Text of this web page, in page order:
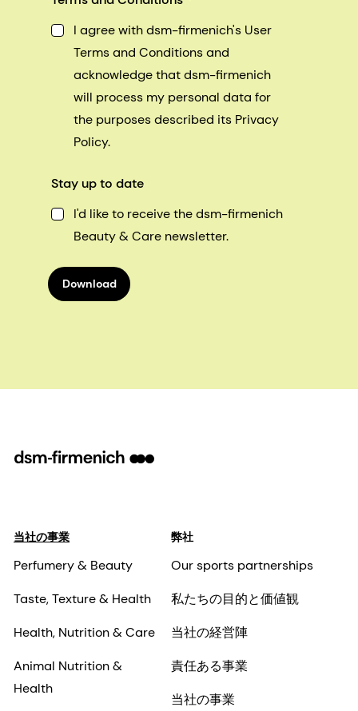
I agree with dsm-firmenich's User
Terms and Conditions and
acknowledge that dsm-firmenich
will process my personal data for
the purposes described its Privacy
Policy.
Stay up to date
I'd like to receive the dsm-firmenich
Beauty & Care newsletter.
Download
当社の事業
Perfumery & Beauty
Taste, Texture & Health
Health, Nutrition & Care
Animal Nutrition &
Health
弊社
Our sports partnerships
私たちの目的と価値観
当社の経営陣
責任ある事業
当社の事業